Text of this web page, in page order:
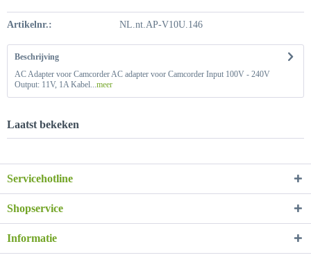
Artikelnr.: NL.nt.AP-V10U.146
Beschrijving
AC Adapter voor Camcorder AC adapter voor Camcorder Input 100V - 240V
Output: 11V, 1A Kabel... meer
Laatst bekeken
Servicehotline
Shopservice
Informatie